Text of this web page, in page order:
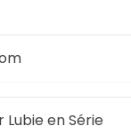
en Série